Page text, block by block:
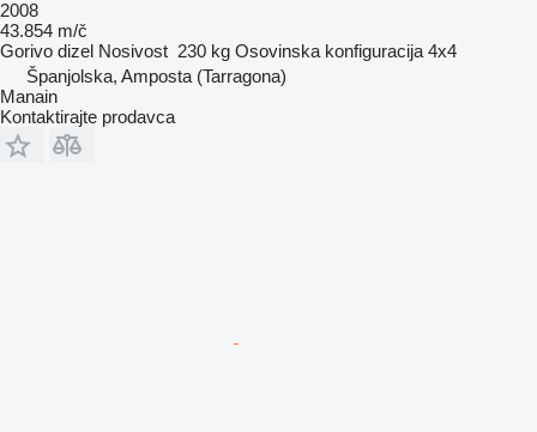
2008
43.854 m/č
Gorivo dizel Nosivost 230 kg Osovinska konfiguracija 4x4
Španjolska, Amposta (Tarragona)
Manain
Kontaktirajte prodavca